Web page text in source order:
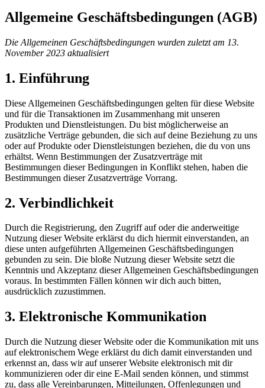
Allgemeine Geschäftsbedingungen (AGB)
Die Allgemeinen Geschäftsbedingungen wurden zuletzt am 13.
November 2023 aktualisiert
1. Einführung
Diese Allgemeinen Geschäftsbedingungen gelten für diese Website
und für die Transaktionen im Zusammenhang mit unseren
Produkten und Dienstleistungen. Du bist möglicherweise an
zusätzliche Verträge gebunden, die sich auf deine Beziehung zu uns
oder auf Produkte oder Dienstleistungen beziehen, die du von uns
erhältst. Wenn Bestimmungen der Zusatzverträge mit
Bestimmungen dieser Bedingungen in Konflikt stehen, haben die
Bestimmungen dieser Zusatzverträge Vorrang.
2. Verbindlichkeit
Durch die Registrierung, den Zugriff auf oder die anderweitige
Nutzung dieser Website erklärst du dich hiermit einverstanden, an
diese unten aufgeführten Allgemeinen Geschäftsbedingungen
gebunden zu sein. Die bloße Nutzung dieser Website setzt die
Kenntnis und Akzeptanz dieser Allgemeinen Geschäftsbedingungen
voraus. In bestimmten Fällen können wir dich auch bitten,
ausdrücklich zuzustimmen.
3. Elektronische Kommunikation
Durch die Nutzung dieser Website oder die Kommunikation mit uns
auf elektronischem Wege erklärst du dich damit einverstanden und
erkennst an, dass wir auf unserer Website elektronisch mit dir
kommunizieren oder dir eine E-Mail senden können, und stimmst
zu, dass alle Vereinbarungen, Mitteilungen, Offenlegungen und